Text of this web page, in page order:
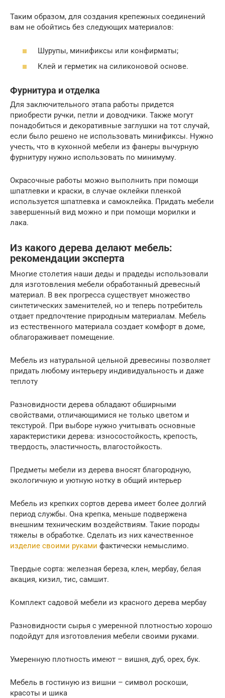
Таким образом, для создания крепежных соединений
вам не обойтись без следующих материалов:
Шурупы, минификсы или конфирматы;
Клей и герметик на силиконовой основе.
Фурнитура и отделка
Для заключительного этапа работы придется
приобрести ручки, петли и доводчики. Также могут
понадобиться и декоративные заглушки на тот случай,
если было решено не использовать минификсы. Нужно
учесть, что в кухонной мебели из фанеры вычурную
фурнитуру нужно использовать по минимуму.
Окрасочные работы можно выполнить при помощи
шпатлевки и краски, в случае оклейки пленкой
используется шпатлевка и самоклейка. Придать мебели
завершенный вид можно и при помощи морилки и
лака.
Из какого дерева делают мебель:
рекомендации эксперта
Многие столетия наши деды и прадеды использовали
для изготовления мебели обработанный древесный
материал. В век прогресса существует множество
синтетических заменителей, но и теперь потребитель
отдает предпочтение природным материалам. Мебель
из естественного материала создает комфорт в доме,
облагораживает помещение.
Мебель из натуральной цельной древесины позволяет
придать любому интерьеру индивидуальность и даже
теплоту
Разновидности дерева обладают обширными
свойствами, отличающимися не только цветом и
текстурой. При выборе нужно учитывать основные
характеристики дерева: износостойкость, крепость,
твердость, эластичность, влагостойкость.
Предметы мебели из дерева вносят благородную,
экологичную и уютную нотку в общий интерьер
Мебель из крепких сортов дерева имеет более долгий
период службы. Она крепка, меньше подвержена
внешним техническим воздействиям. Такие породы
тяжелы в обработке. Сделать из них качественное
изделие своими руками фактически немыслимо.
Твердые сорта: железная береза, клен, мербау, белая
акация, кизил, тис, самшит.
Комплект садовой мебели из красного дерева мербау
Разновидности сырья с умеренной плотностью хорошо
подойдут для изготовления мебели своими руками.
Умеренную плотность имеют – вишня, дуб, орех, бук.
Мебель в гостиную из вишни – символ роскоши,
красоты и шика